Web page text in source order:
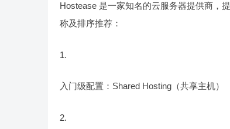
Hostease 是一家知名的云服务器提供商，
称及排序推荐：
入门级配置：Shared Hosting（共享主机）